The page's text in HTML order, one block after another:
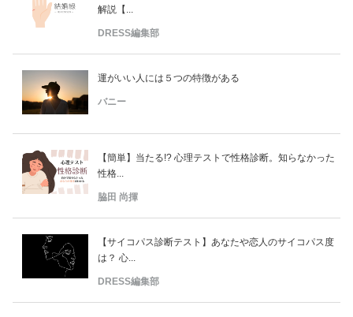
解説【...
DRESS編集部
運がいい人には５つの特徴がある
バニー
【簡単】当たる!? 心理テストで性格診断。知らなかった
性格...
脇田 尚揮
【サイコパス診断テスト】あなたや恋人のサイコパス度
は？ 心...
DRESS編集部